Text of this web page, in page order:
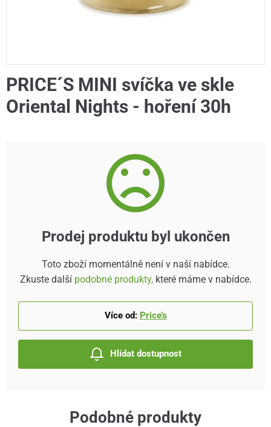
PRICE´S MINI svíčka ve skle
Oriental Nights - hoření 30h
Prodej produktu byl ukončen
Toto zboží momentálně není v naší nabídce.
Zkuste další podobné produkty,které máme v nabídce.
Více od: Price’s
Hlídat dostupnost
Podobné produkty